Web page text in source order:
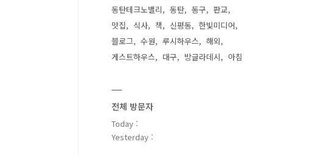
동탄테크노밸리
동탄 동구
판교
맛집
식사 책 신평동
한빛미디어
블로그
수원 루시하우스
해외
게스트하우스
대구 방글라데시 아침
전체 방문자
Today :
Yesterday :